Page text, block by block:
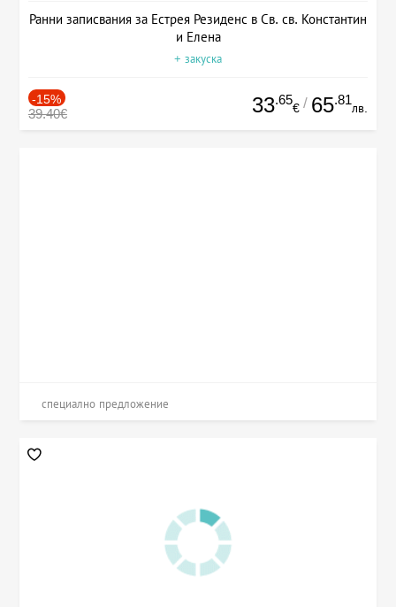
Ранни записвания за Естрея Резиденс в Св. св. Константин
и Елена
+ закуска
-15%
39.40€ 33.65
€ / 65.81
лв.
специално предложение